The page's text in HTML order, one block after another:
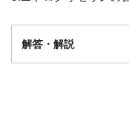
解答・解説